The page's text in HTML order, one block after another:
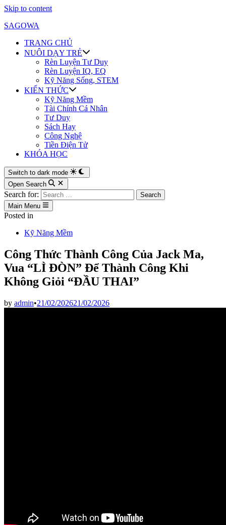
Skip to content
SAGOWA
TRANG CHỦ
NUÔI DẠY TRẺ
Rèn Luyện Tư Duy
Rèn Luyện IQ, EQ
Kỹ Năng Sống, STEM
KIẾN THỨC
Kỹ Năng Mềm
Tài Chính Cá Nhân
Tư Duy
Sách Hay
Công Nghệ
Tiền Điện Tử
KHÓA HỌC
Switch to dark mode
Open Search
Search for:
Main Menu
Posted in
Kỹ Năng Mềm
Công Thức Thành Công Của Jack Ma,
Vua “LÌ ĐÒN” Để Thành Công Khi
Không Giỏi “ĐẦU THAI”
by admin•21/02/202621/02/2026